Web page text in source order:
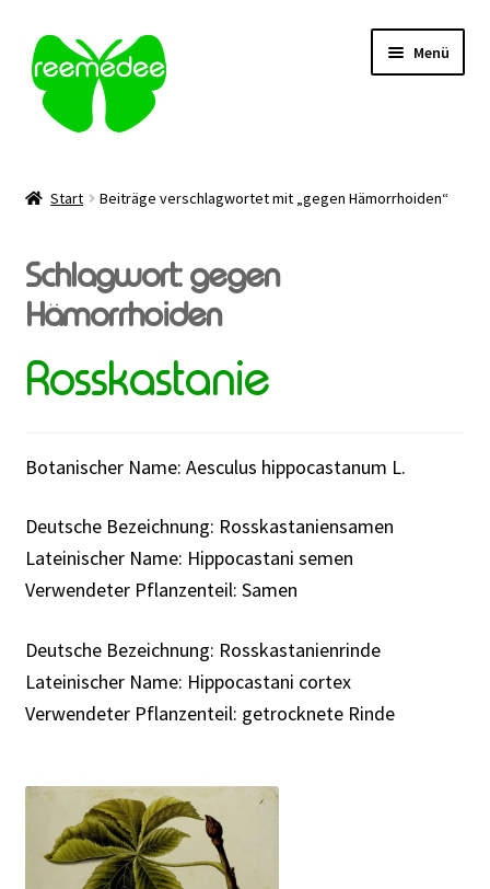
Zur
Navigation
springen
Zum
Inhalt
springen
Menü
Verabreichung
Über uns
Kontakt | FAQ
Rabattaktion
Start Beiträge verschlagwortet mit „gegen Hämorrhoiden“
Schlagwort: gegen
Hämorrhoiden
Rosskastanie
Botanischer Name: Aesculus hippocastanum L.
Deutsche Bezeichnung: Rosskastaniensamen
Lateinischer Name: Hippocastani semen
Verwendeter Pflanzenteil: Samen
Deutsche Bezeichnung: Rosskastanienrinde
Lateinischer Name: Hippocastani cortex
Verwendeter Pflanzenteil: getrocknete Rinde